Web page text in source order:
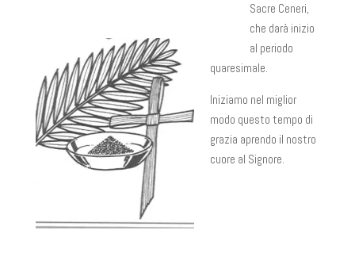
Sacre Ceneri,
che darà inizio
al periodo
quaresimale.
Iniziamo nel miglior
modo questo tempo di
grazia aprendo il nostro
cuore al Signore.